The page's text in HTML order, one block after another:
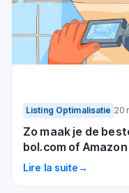
Listing Optimalisatie 20
Zo maak je de
bol.com of Amazon
Lire la suite→